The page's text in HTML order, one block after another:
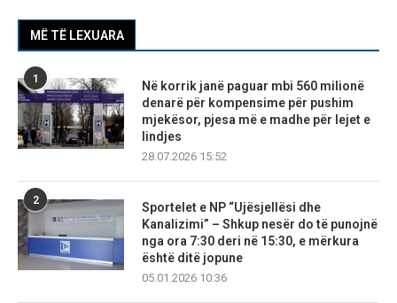
MË TË LEXUARA
1
Në korrik janë paguar mbi 560 milionë
denarë për kompensime për pushim
mjekësor, pjesa më e madhe për lejet e
lindjes
28.07.2026 15:52
2
Sportelet e NP “Ujësjellësi dhe
Kanalizimi” – Shkup nesër do të punojnë
nga ora 7:30 deri në 15:30, e mërkura
është ditë jopune
05.01.2026 10:36